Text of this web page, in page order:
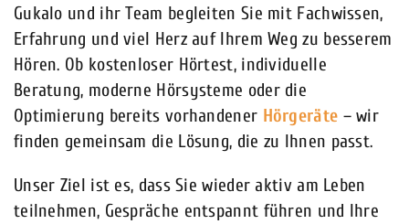
Gukalo und ihr Team begleiten Sie mit Fachwissen,
Erfahrung und viel Herz auf Ihrem Weg zu besserem
Hören. Ob kostenloser Hörtest, individuelle
Beratung, moderne Hörsysteme oder die
Optimierung bereits vorhandener Hörgeräte – wir
finden gemeinsam die Lösung, die zu Ihnen passt.
Unser Ziel ist es, dass Sie wieder aktiv am Leben
teilnehmen, Gespräche entspannt führen und Ihre